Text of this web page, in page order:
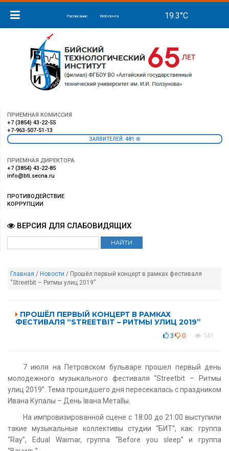
Расписание Web-почта
ПРИЕМНАЯ КОМИССИЯ
+7 (3854) 43-22-55
+7-963-507-51-13
ЗАЯВИТЕЛЕЙ: 481
ПРИЕМНАЯ ДИРЕКТОРА
+7 (3854) 43-22-85
info@bti.secna.ru
ПРОТИВОДЕЙСТВИЕ
КОРРУПЦИИ
ВЕРСИЯ ДЛЯ СЛАБОВИДЯЩИХ
Главная / Новости / Прошёл первый концерт в рамках фестиваля
“Streetbit – Ритмы улиц 2019”
ПРОШЁЛ ПЕРВЫЙ КОНЦЕРТ В РАМКАХ
ФЕСТИВАЛЯ “STREETBIT – РИТМЫ УЛИЦ 2019”
3 0 141
7 июля на Петровском бульваре прошел первый день
молодежного музыкального фестиваля “Streetbit – Ритмы
улиц 2019”. Тема прошедшего дня пересекалась с праздником
Ивана Купалы – День Iвана Метаllы.
На импровизированной сцене с 18:00 до 21:00 выступили
такие музыкальные коллективы студии “БИТ”, как: группа
“Ray”, Edual Waimar, группа “Before you sleep” и группа